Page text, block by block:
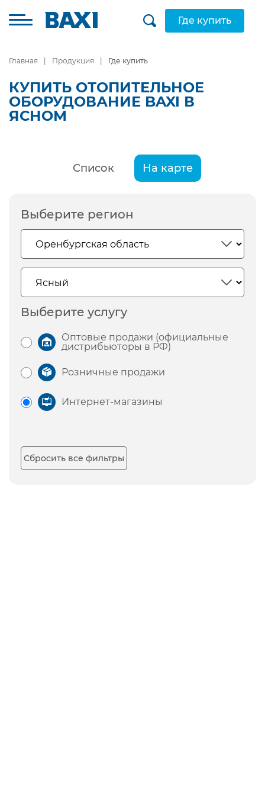
Где купить
Главная Продукция Где купить
КУПИТЬ ОТОПИТЕЛЬНОЕ
ОБОРУДОВАНИЕ BAXI В
ЯСНОМ
Список На карте
Выберите регион
Выберите услугу
Оптовые продажи (официальные
дистрибьюторы в РФ)
Розничные продажи
Интернет-магазины
Сбросить все фильтры